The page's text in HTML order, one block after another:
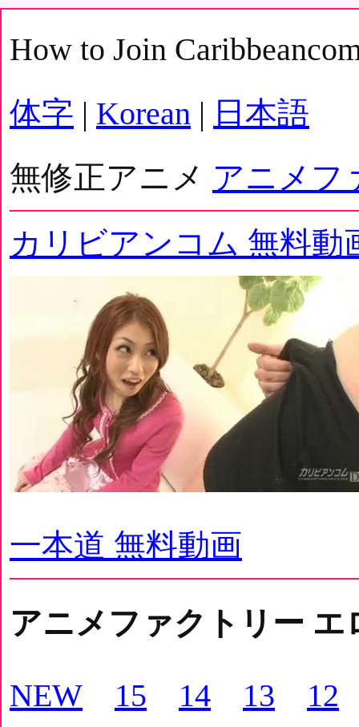
How to Join
体字 | Korean | 日本語
無修正アニメ アニメフ
カリビアンコム 無料動
一本道 無料動画
アニメファクトリー
NEW
15 14 13
12